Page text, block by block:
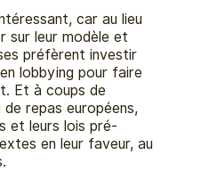
car au lieu
sur leur modèle et
préfèrent investir
lobbying pour faire
Et à coups de
repas européens,
et leurs lois pré-
en leur faveur, au